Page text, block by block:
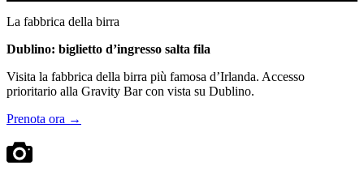
La fabbrica della birra
Dublino: biglietto d’ingresso salta fila
Visita la fabbrica della birra più famosa d’Irlanda. Accesso
prioritario alla Gravity Bar con vista su Dublino.
Prenota ora →